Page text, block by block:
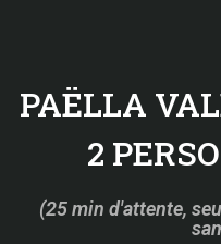
PAËLLA
2
(25 min d'attente,